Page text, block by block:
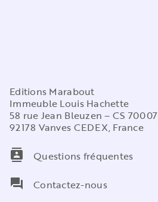
Editions Marabout
Immeuble Louis Hachette
58 rue Jean Bleuzen – CS 70007
92178 Vanves CEDEX, France
contacts
Questions fréquentes
question_answer
Contactez-nous